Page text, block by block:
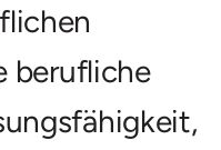
berufliche